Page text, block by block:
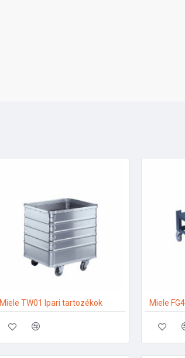
Miele TW01 Ipari tartozékok Miele